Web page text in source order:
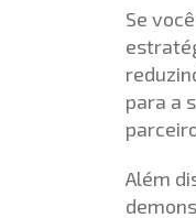
Se
para a
Além